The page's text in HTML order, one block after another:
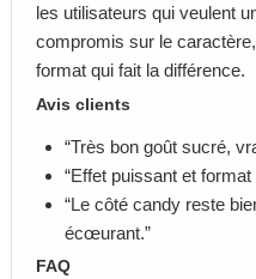
les utilisateurs qui veulent
compromis sur le
format qui fait la différence.
Avis clients
“Très bon goût sucré,
“Effet puissant et format
“Le côté candy reste
écœurant.”
FAQ